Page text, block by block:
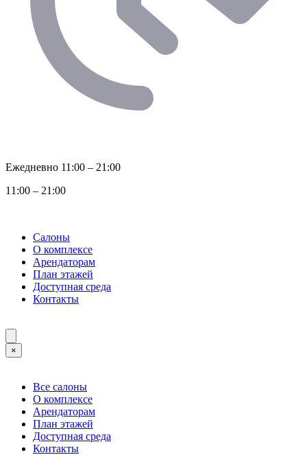
Ежедневно 11:00 ‒ 21:00
11:00 ‒ 21:00
Салоны
О комплексе
Арендаторам
План этажей
Доступная среда
Контакты
×
Все салоны
О комплексе
Арендаторам
План этажей
Доступная среда
Контакты